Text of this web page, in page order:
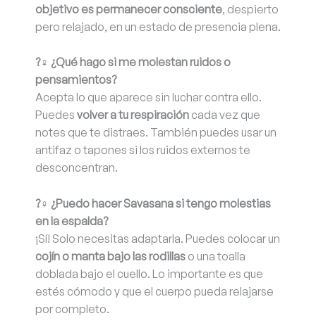
objetivo es permanecer consciente, despierto
pero relajado, en un estado de presencia plena.
?‍♀️ ¿Qué hago si me molestan ruidos o
pensamientos?
Acepta lo que aparece sin luchar contra ello.
Puedes volver a tu respiración cada vez que
notes que te distraes. También puedes usar un
antifaz o tapones si los ruidos externos te
desconcentran.
?‍♀️ ¿Puedo hacer Savasana si tengo molestias
en la espalda?
¡Sí! Solo necesitas adaptarla. Puedes colocar un
cojín o manta bajo las rodillas o una toalla
doblada bajo el cuello. Lo importante es que
estés cómodo y que el cuerpo pueda relajarse
por completo.